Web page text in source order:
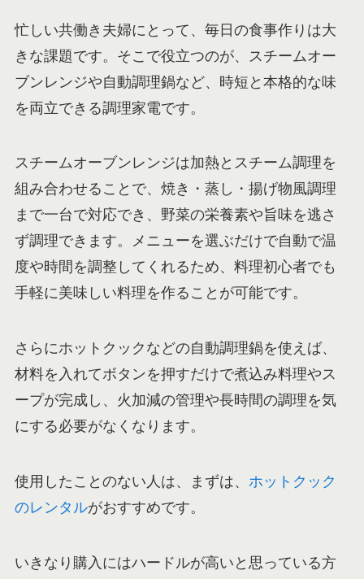
忙しい共働き夫婦にとって、毎日の食事作りは大
きな課題です。そこで役立つのが、スチームオー
ブンレンジや自動調理鍋など、時短と本格的な味
を両立できる調理家電です。
スチームオーブンレンジは加熱とスチーム調理を
組み合わせることで、焼き・蒸し・揚げ物風調理
まで一台で対応でき、野菜の栄養素や旨味を逃さ
ず調理できます。メニューを選ぶだけで自動で温
度や時間を調整してくれるため、料理初心者でも
手軽に美味しい料理を作ることが可能です。
さらにホットクックなどの自動調理鍋を使えば、
材料を入れてボタンを押すだけで煮込み料理やス
ープが完成し、火加減の管理や長時間の調理を気
にする必要がなくなります。
使用したことのない人は、まずは、 ホットクック
のレンタルがおすすめです。
いきなり購入にはハードルが高いと思っている方